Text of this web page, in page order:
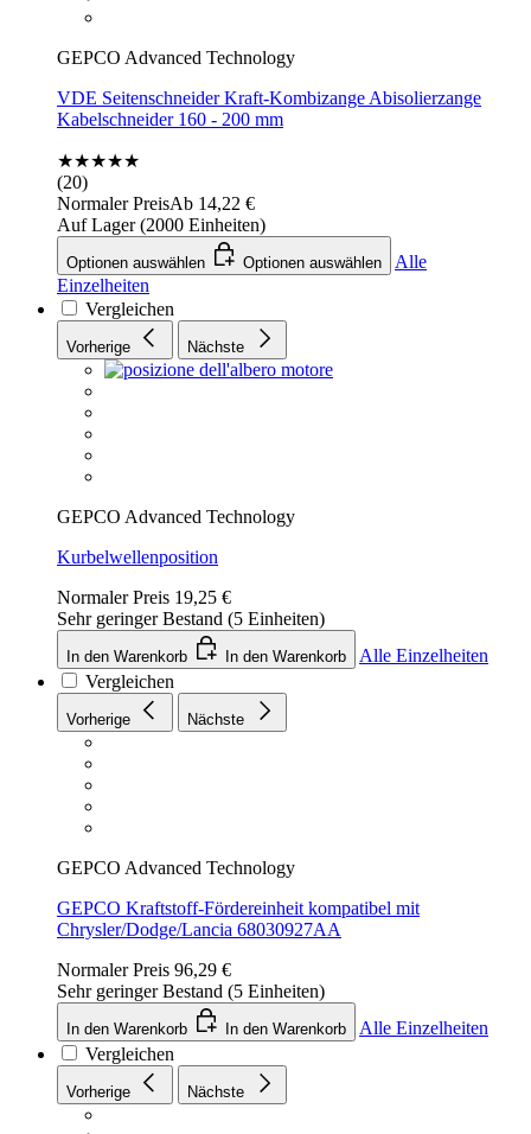
GEPCO Advanced Technology
VDE Seitenschneider Kraft-Kombizange Abisolierzange
Kabelschneider 160 - 200 mm
★★★★★
(20)
Normaler PreisAb 14,22 €
Auf Lager (2000 Einheiten)
Optionen auswählen Optionen auswählen
Alle
Einzelheiten
Vergleichen
Vorherige Nächste
GEPCO Advanced Technology
Kurbelwellenposition
Normaler Preis 19,25 €
Sehr geringer Bestand (5 Einheiten)
In den Warenkorb In den Warenkorb
Alle Einzelheiten
Vergleichen
Vorherige Nächste
GEPCO Advanced Technology
GEPCO Kraftstoff-Fördereinheit kompatibel mit
Chrysler/Dodge/Lancia 68030927AA
Normaler Preis 96,29 €
Sehr geringer Bestand (5 Einheiten)
In den Warenkorb In den Warenkorb
Alle Einzelheiten
Vergleichen
Vorherige Nächste